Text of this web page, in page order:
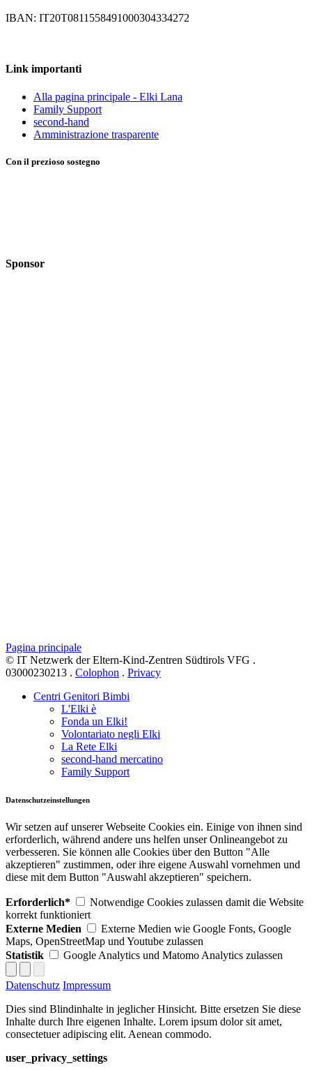
IBAN: IT20T0811558491000304334272
Link importanti
Alla pagina principale - Elki Lana
Family Support
second-hand
Amministrazione trasparente
Con il prezioso sostegno
Sponsor
Pagina principale
© IT Netzwerk der Eltern-Kind-Zentren Südtirols VFG .
03000230213 . Colophon . Privacy
Centri Genitori Bimbi
L'Elki è
Fonda un Elki!
Volontariato negli Elki
La Rete Elki
second-hand mercatino
Family Support
Datenschutzeinstellungen
Wir setzen auf unserer Webseite Cookies ein. Einige von ihnen sind
erforderlich, während andere uns helfen unser Onlineangebot zu
verbesseren. Sie können alle Cookies über den Button "Alle
akzeptieren" zustimmen, oder ihre eigene Auswahl vornehmen und
diese mit dem Button "Auswahl akzeptieren" speichern.
Erforderlich*
Notwendige Cookies zulassen damit die Website
korrekt funktioniert
Externe Medien
Externe Medien wie Google Fonts, Google
Maps, OpenStreetMap und Youtube zulassen
Statistik
Google Analytics und Matomo Analytics zulassen
Datenschutz Impressum
Dies sind Blindinhalte in jeglicher Hinsicht. Bitte ersetzen Sie diese
Inhalte durch Ihre eigenen Inhalte. Lorem ipsum dolor sit amet,
consectetuer adipiscing elit. Aenean commodo.
user_privacy_settings